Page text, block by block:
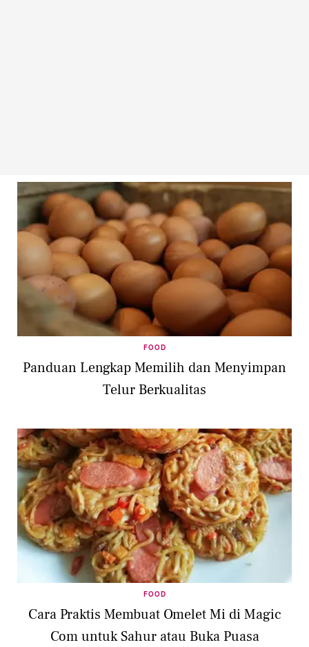
FOOD
Panduan Lengkap Memilih dan Menyimpan
Telur Berkualitas
FOOD
Cara Praktis Membuat Omelet Mi di Magic
Com untuk Sahur atau Buka Puasa